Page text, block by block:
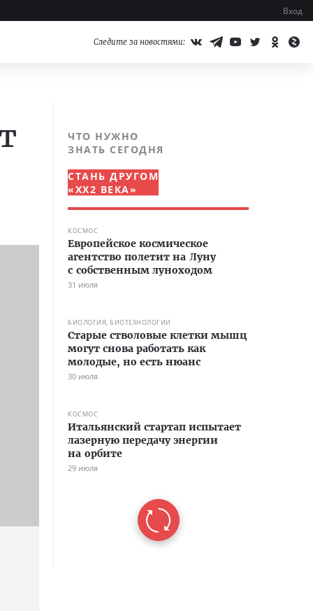
Вход
Следите за новостями:
ЧТО НУЖНО
ЗНАТЬ СЕГОДНЯ
СТАНЬ ДРУГОМ
«XX2 ВЕКА»
КОСМОС
Европейское космическое
агентство полетит на Луну
с собственным луноходом
31 июля
БИОЛОГИЯ, БИОТЕХНОЛОГИИ
Старые стволовые клетки мышц
могут снова работать как
молодые, но есть нюанс
30 июля
КОСМОС
Итальянский стартап испытает
лазерную передачу энергии
на орбите
29 июля